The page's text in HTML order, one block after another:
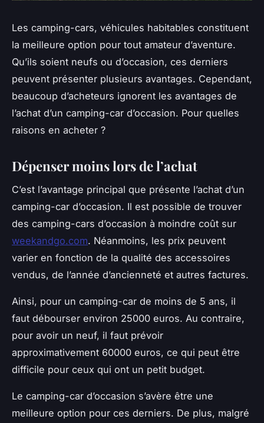
Les camping-cars, véhicules habitables constituent
la meilleure option pour tout amateur d’aventure.
Qu’ils soient neufs ou d’occasion, ces derniers
peuvent présenter plusieurs avantages. Cependant,
beaucoup d’acheteurs ignorent les avantages de
l’achat d’un camping-car d’occasion. Pour quelles
raisons en acheter ?
Dépenser moins lors de l’achat
C’est l’avantage principal que présente l’achat d’un
camping-car d’occasion. Il est possible de trouver
des camping-cars d’occasion à moindre coût sur
weekandgo.com. Néanmoins, les prix peuvent
varier en fonction de la qualité des accessoires
vendus, de l’année d’ancienneté et autres factures.
Ainsi, pour un camping-car de moins de 5 ans, il
faut débourser environ 25000 euros. Au contraire,
pour avoir un neuf, il faut prévoir
approximativement 60000 euros, ce qui peut être
difficile pour ceux qui ont un petit budget.
Le camping-car d’occasion s’avère être une
meilleure option pour ces derniers. De plus, malgré